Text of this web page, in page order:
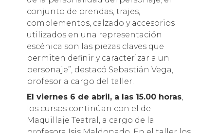
conjunto de prendas, trajes,
complementos, calzado y accesorios
utilizados en una representación
escénica son las piezas claves que
permiten definir y caracterizar a un
personaje”, destacó Sebastián Vega,
profesor a cargo del taller.
El viernes 6 de abril, a las 15.00 horas,
los cursos continúan con el de
Maquillaje Teatral, a cargo de la